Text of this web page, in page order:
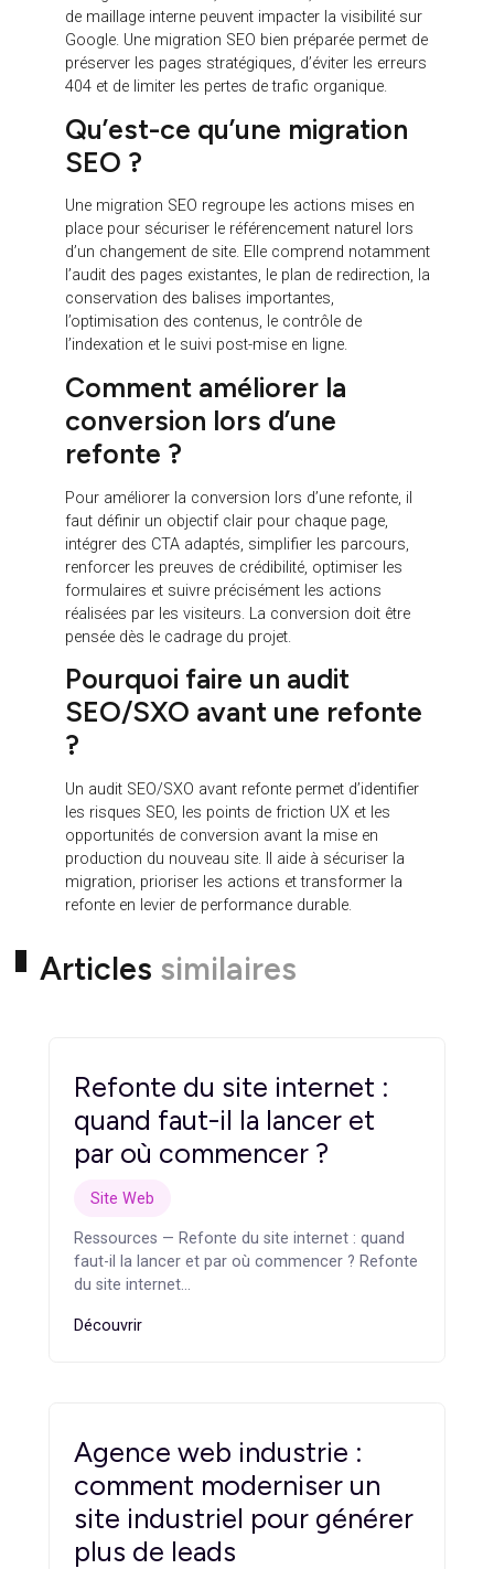
Chez Cleever, nous accompagnons les entreprises
dans leurs projets derefonte site webavec une
approche orientée performance. Notre objectif n’est
pas seulement de concevoir un site plus moderne,
mais de sécuriser votre visibilité SEO, d’améliorer
l’expérience utilisateur et de renforcer la capacité de
votre site à convertir.
analyser l’existant, identifier les pages stratégiques,
préparer la migration SEO, structurer
l’arborescence, optimiser les contenus, penser les
place un suivi fiable des performances.
Notre approche combine SEO, UX, contenu,
conversion, tracking et stratégie digitale. Elle permet
de limiter les risques liés à la migration tout en
faisant de la refonte un véritable levier d’acquisition.
éviter une perte de trafic ou de conversions ?
Demandez un audit SEO/SXO avant refonte
pour sécuriser votre migration, identifier vos
priorités et construire un site plus performant dès
sa mise en ligne.
FAQ — Refonte site
web, SEO, UX et
Une refonte site web consiste à revoir en
design, l’arborescence, les contenus, les
fonctionnalités, le CMS, les performances
conversion. Une refonte réussie ne doit pas
seulement moderniser le site, mais améliorer sa
performance globale.
important pendant une
changements d’URLs, de contenus, de structure ou
de maillage interne peuvent impacter la visibilité sur
Google. Une migration SEO bien préparée permet de
préserver les pages stratégiques, d’éviter les erreurs
404 et de limiter les pertes de trafic organique.